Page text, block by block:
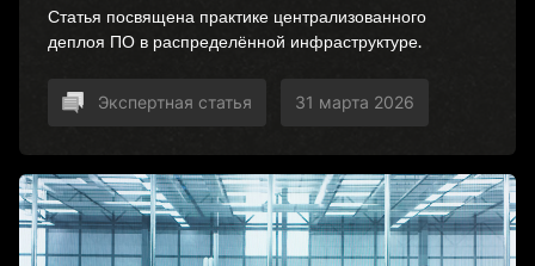
Статья посвящена практике централизованного
деплоя ПО в распределённой инфраструктуре.
Экспертная статья 31 марта 2026